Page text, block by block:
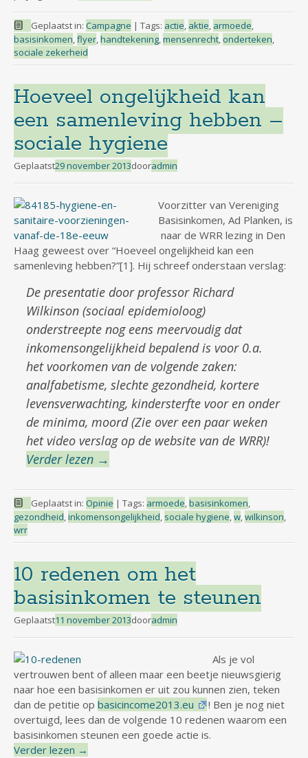
Geplaatst in: Campagne | Tags: actie, aktie, armoede,
basisinkomen,flyer,handtekening,mensenrecht, onderteken,
sociale zekerheid
Hoeveel ongelijkheid kan
een samenleving hebben –
sociale hygiene
Geplaatst29 november 2013dooradmin
Voorzitter van Vereniging
Basisinkomen, Ad Planken, is
naar de WRR lezing in Den
Haag geweest over “Hoeveel ongelijkheid kan een
samenleving hebben?”[1]. Hij schreef onderstaan verslag:
De presentatie door professor Richard
Wilkinson (sociaal epidemioloog)
onderstreepte nog eens meervoudig dat
inkomensongelijkheid bepalend is voor 0.a.
het voorkomen van de volgende zaken:
analfabetisme, slechte gezondheid, kortere
levensverwachting, kindersterfte voor en onder
de minima, moord (Zie over een paar weken
het video verslag op de website van de WRR)!
Verder lezen →
Geplaatst in: Opinie | Tags: armoede,basisinkomen,
gezondheid,inkomensongelijkheid, sociale hygiene,w,wilkinson,
wrr
10 redenen om het
basisinkomen te steunen
Geplaatst11 november 2013dooradmin
Als je vol
vertrouwen bent of alleen maar een beetje nieuwsgierig
naar hoe een basisinkomen er uit zou kunnen zien, teken
dan de petitie op basicincome2013.eu
! Ben je nog niet
overtuigd, lees dan de volgende 10 redenen waarom een
basisinkomen steunen een goede actie is.
Verder lezen →